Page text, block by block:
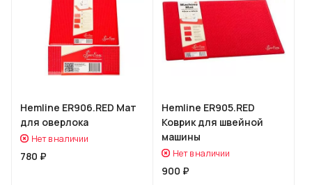
Hemline ​ER906.RED Мат
для оверлока
Нет в наличии
780 ₽
Hemline ER905.RED
Коврик для швейной
машины
Нет в наличии
900 ₽